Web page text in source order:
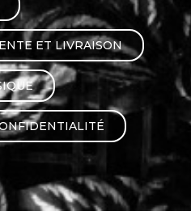
ET LIVRAISON